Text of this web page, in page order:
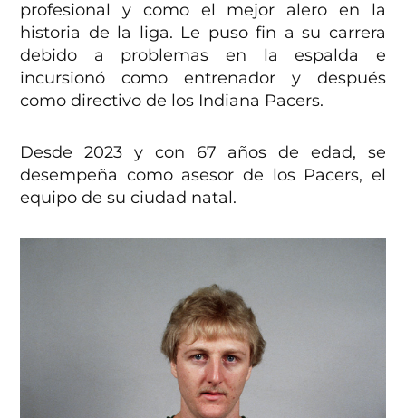
profesional y como el mejor alero en la
historia de la liga. Le puso fin a su carrera
debido a problemas en la espalda e
incursionó como entrenador y después
como directivo de los Indiana Pacers.
Desde 2023 y con 67 años de edad, se
desempeña como asesor de los Pacers, el
equipo de su ciudad natal.